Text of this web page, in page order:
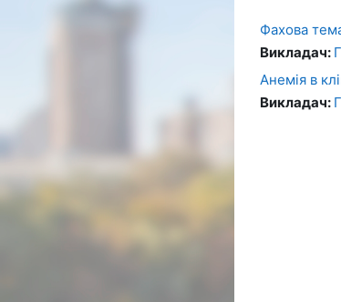
Фахова
Викладач:
Анемія в
Викладач: